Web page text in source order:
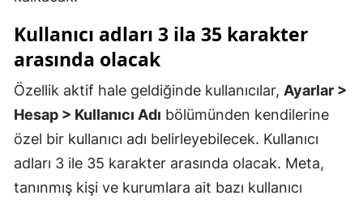
Malatya
Kahramanmaraş
Mardin
Muğla
Muş
Kullanıcı adları 3 ila 35 karakter
arasında olacak
Özellik aktif hale geldiğinde kullanıcılar, Ayarlar >
Hesap > Kullanıcı Adı bölümünden kendilerine
özel bir kullanıcı adı belirleyebilecek. Kullanıcı
adları 3 ile 35 karakter arasında olacak. Meta,
tanınmış kişi ve kurumlara ait bazı kullanıcı